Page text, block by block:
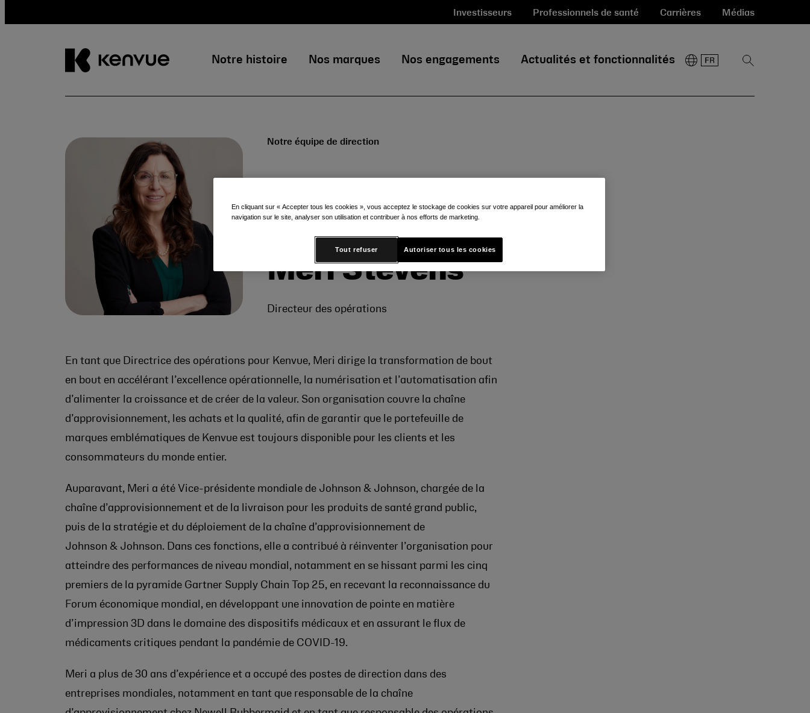
Investisseurs Professionnels de santé Carrières Médias
Notre histoire Nos marques Nos engagements Actualités et fonctionnalités
Afficher
Notre équipe de direction
Meri Stevens
Directeur des opérations
En tant que Directrice des opérations pour Kenvue, Meri dirige la transformation de bout
en bout en accélérant l’excellence opérationnelle, la numérisation et l’automatisation afin
d’alimenter la croissance et de créer de la valeur. Son organisation couvre la chaîne
d’approvisionnement, les achats et la qualité, afin de garantir que le portefeuille de
marques emblématiques de Kenvue est toujours disponible pour les clients et les
consommateurs du monde entier.
Auparavant, Meri a été Vice-présidente mondiale de Johnson & Johnson, chargée de la
chaîne d’approvisionnement et de la livraison pour les produits de santé grand public,
puis de la stratégie et du déploiement de la chaîne d’approvisionnement de
Johnson & Johnson. Dans ces fonctions, elle a contribué à réinventer l’organisation pour
atteindre des performances de niveau mondial, notamment en se hissant parmi les cinq
premiers de la pyramide Gartner Supply Chain Top 25, en recevant la reconnaissance du
Forum économique mondial, en développant une innovation de pointe en matière
d’impression 3D dans le domaine des dispositifs médicaux et en assurant le flux de
médicaments critiques pendant la pandémie de COVID-19.
Meri a plus de 30 ans d’expérience et a occupé des postes de direction dans des
entreprises mondiales, notamment en tant que responsable de la chaîne
En cliquant sur « Accepter tous les cookies », vous acceptez le stockage de cookies sur votre appareil pour améliorer la
navigation sur le site, analyser son utilisation et contribuer à nos efforts de marketing.
Tout refuser Autoriser tous les cookies